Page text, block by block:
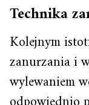
Technika
Kolejnym
zanurzania i
wylewaniem